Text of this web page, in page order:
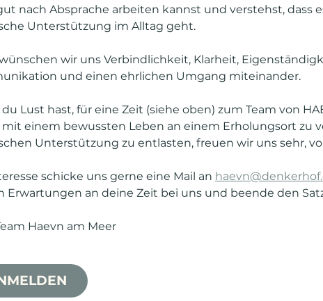
nach Absprache arbeiten kannst und verstehst, dass
Unterstützung im Alltag geht.
wir uns Verbindlichkeit, Klarheit,
und einen ehrlichen Umgang miteinander.
Lust hast, für eine Zeit (siehe oben) zum Team von
einem bewussten Leben an einem Erholungsort zu
Unterstützung zu entlasten, freuen wir uns sehr,
schicke uns gerne eine Mail an
Erwartungen an deine Zeit bei uns und beende den Satz
Haevn am Meer